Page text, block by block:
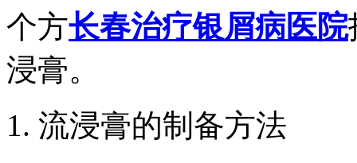
个方长春治疗银屑病医院
浸膏。
1. 流浸膏的制备方法